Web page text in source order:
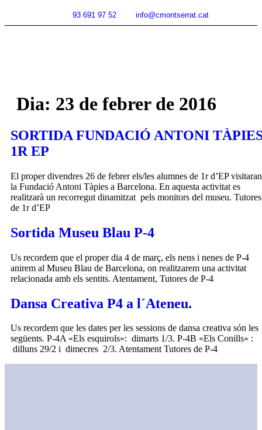
93 691 97 52 info@cmontserrat.cat
Dia: 23 de febrer de 2016
SORTIDA FUNDACIÓ ANTONI
1R EP
El proper divendres 26 de febrer els/les alumnes de 1r d’EP visitaran
la Fundació Antoni Tàpies a Barcelona. En aquesta activitat es
realitzarà un recorregut dinamitzat pels monitors del museu. Tutores
de 1r d’EP
Sortida Museu Blau P-4
Us recordem que el proper dia 4 de març, els nens i nenes de P-4
anirem al Museu Blau de Barcelona, on realitzarem una activitat
relacionada amb els sentits. Atentament, Tutores de P-4
Dansa Creativa P4 a l´Ateneu.
Us recordem que les dates per les sessions de dansa creativa són les
següents. P-4A «Els esquirols»: dimarts 1/3. P-4B «Els Conills» :
dilluns 29/2 i dimecres 2/3. Atentament Tutores de P-4